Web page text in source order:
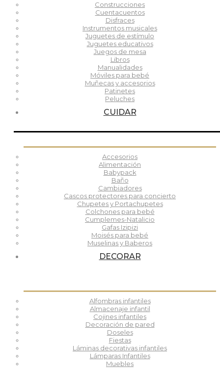
Construcciones
Cuentacuentos
Disfraces
Instrumentos musicales
Juguetes de estímulo
Juguetes educativos
Juegos de mesa
Libros
Manualidades
Móviles para bebé
Muñecas y accesorios
Patinetes
Peluches
CUIDAR
Accesorios
Alimentación
Babypack
Baño
Cambiadores
Cascos protectores para concierto
Chupetes y Portachupetes
Colchones para bebé
Cumplemes-Natalicio
Gafas Izipizi
Moisés para bebé
Muselinas y Baberos
DECORAR
Alfombras infantiles
Almacenaje infantil
Cojines infantiles
Decoración de pared
Doseles
Fiestas
Láminas decorativas infantiles
Lámparas Infantiles
Muebles